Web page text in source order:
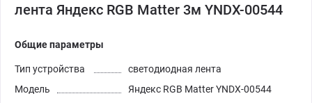
лента Яндекс RGB Matter 3м YNDX-00544
Общие параметры
Тип устройства
светодиодная лента
Модель
Яндекс RGB Matter YNDX-00544